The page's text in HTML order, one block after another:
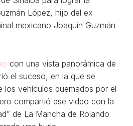
López, hijo del ex
mexicano Joaquín Guzmán
con una vista panorámica de
el suceso, en la que se
los vehículos quemados por el
compartió ese video con la
de La Mancha de Rolando